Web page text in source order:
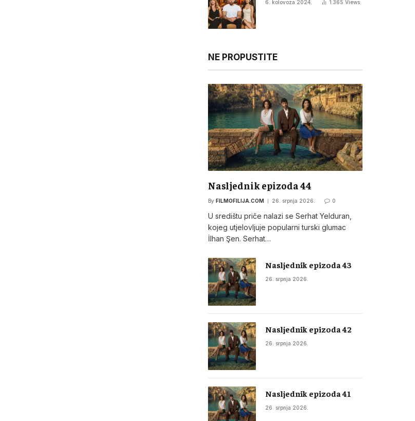
6. kolovoza 2024. 1.365 Views
NE PROPUSTITE
Nasljednik epizoda 44
By FILMOFILIJA.COM 26. srpnja 2026. 0
U središtu priče nalazi se Serhat Yelduran,
kojeg utjelovljuje popularni turski glumac
İlhan Şen. Serhat…
Nasljednik epizoda 43
26. srpnja 2026.
Nasljednik epizoda 42
26. srpnja 2026.
Nasljednik epizoda 41
26. srpnja 2026.